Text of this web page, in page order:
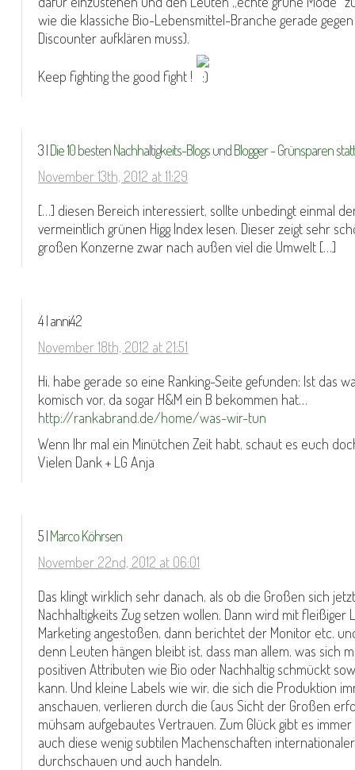
wie die klassiche Bio-Lebensmittel-Branche gerade
Discounter aufklären muss).
Keep fighting the good fight !
3 |Die 10 besten Nachhaltigkeits-Blogs und Blogger - Grünsparen
November 13th, 2012 at 11:29
[…] diesen Bereich interessiert, sollte unbedingt einmal
vermeintlich grünen Higg Index lesen. Dieser zeigt sehr
großen Konzerne zwar nach außen viel die Umwelt […]
4 | anni42
November 18th, 2012 at 21:51
Hi, habe gerade so eine Ranking-Seite gefunden: Ist das
komisch vor, da sogar H&M ein B bekommen hat…
http://rankabrand.de/home/was-wir-tun
Wenn Ihr mal ein Minütchen Zeit habt, schaut es euch
Vielen Dank + LG Anja
5 |Marco Köhrsen
November 22nd, 2012 at 06:01
Das klingt wirklich sehr danach, als ob die Großen sich
Nachhaltigkeits Zug setzen wollen. Dann wird mit fleißiger
Marketing angestoßen, dann berichtet der Monitor etc.
denn Leuten hängen bleibt ist, dass man allem, was sich
positiven Attributen wie Bio oder Nachhaltig schmückt
kann. Und kleine Labels wie wir, die sich die Produktion
anschauen, verlieren durch die (aus Sicht der Großen
mühsam aufgebautes Vertrauen. Zum Glück gibt es
auch diese wenig subtilen Machenschaften
durchschauen und auch handeln.